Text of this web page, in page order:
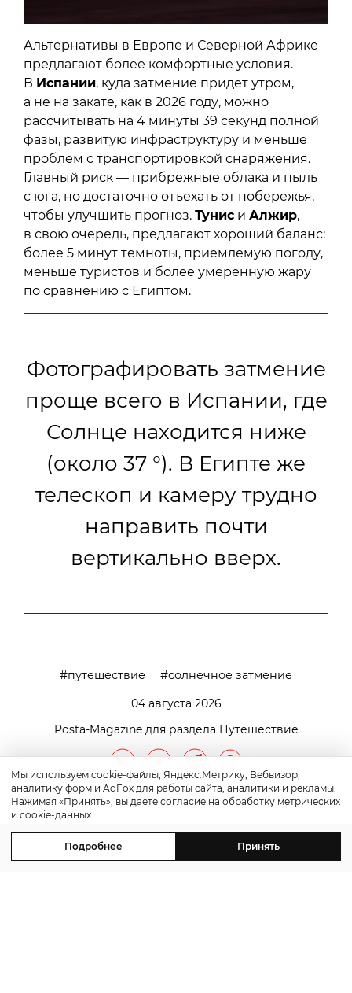
Альтернативы в Европе и Северной Африке
предлагают более комфортные условия.
В Испании, куда затмение придет утром,
а не на закате, как в 2026 году, можно
рассчитывать на 4 минуты 39 секунд полной
фазы, развитую инфраструктуру и меньше
проблем с транспортировкой снаряжения.
Главный риск — прибрежные облака и пыль
с юга, но достаточно отъехать от побережья,
чтобы улучшить прогноз. Тунис и Алжир,
в свою очередь, предлагают хороший баланс:
более 5 минут темноты, приемлемую погоду,
меньше туристов и более умеренную жару
по сравнению с Египтом.
Фотографировать затмение
проще всего в Испании, где
Солнце находится ниже
(около 37 °). В Египте же
телескоп и камеру трудно
направить почти
вертикально вверх.
путешествие
солнечное затмение
04 августа 2026
Posta-Magazine для раздела Путешествие
Мы используем cookie-файлы, Яндекс.Метрику, Вебвизор,
аналитику форм и AdFox для работы сайта, аналитики и рекламы.
Нажимая «Принять», вы даете согласие на обработку метрических
и cookie-данных.
Подробнее Принять